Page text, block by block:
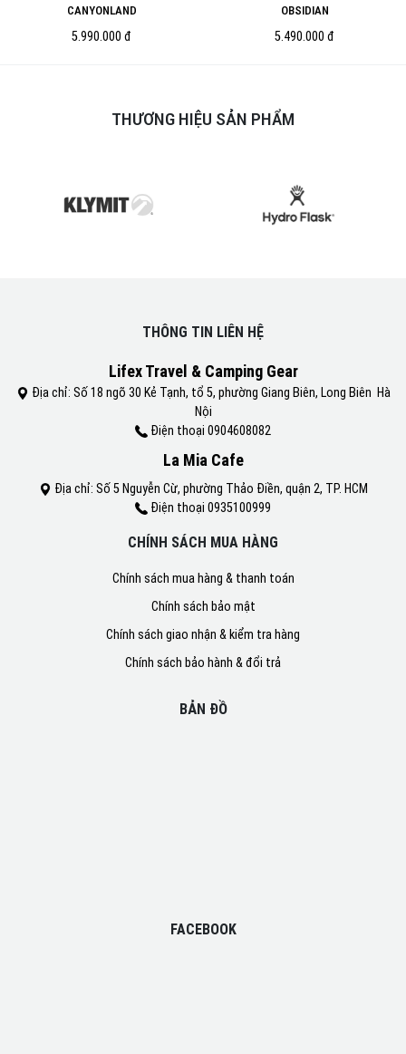
CANYONLAND
5.990.000 đ
OBSIDIAN
5.490.000 đ
THƯƠNG HIỆU SẢN PHẨM
THÔNG TIN LIÊN HỆ
Lifex Travel & Camping Gear
Địa chỉ: Số 18 ngõ 30 Kẻ Tạnh, tổ 5, phường Giang Biên, Long Biên Hà
Nội
Điện thoại 0904608082
La Mia Cafe
Địa chỉ: Số 5 Nguyễn Cừ, phường Thảo Điền, quận 2, TP. HCM
Điện thoại 0935100999
CHÍNH SÁCH MUA HÀNG
Chính sách mua hàng & thanh toán
Chính sách bảo mật
Chính sách giao nhận & kiểm tra hàng
Chính sách bảo hành & đổi trả
BẢN ĐỒ
FACEBOOK